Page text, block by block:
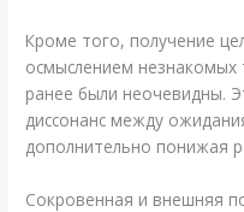
Кроме того, получение
осмыслением
ранее были неочевидны.
диссонанс между
дополнительно понижая
Сокровенная и внешняя